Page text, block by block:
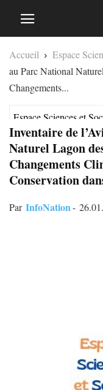
Accueil Espace
au Parc National
Changements...
Espace Sciences et
Inventaire de
Naturel Lagon
Changements
Conservation
Par InfoNation-